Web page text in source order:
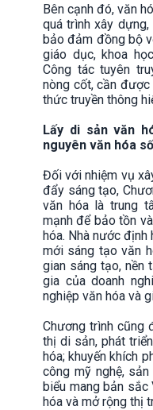
Bên cạnh đó, văn
quá trình xây
bảo đảm đồng bộ
giáo dục, khoa
Công tác tuyên
nòng cốt, cần
thức truyền thông
Lấy di sản văn
nguyên văn hóa số
Đối với nhiệm vụ
đẩy sáng tạo,
văn hóa là trung
mạnh để bảo tồn
hóa. Nhà nước
mới sáng tạo văn
gian sáng tạo, nền
gia của doanh
nghiệp văn hóa và
Chương trình cũng
thị di sản, phát
hóa; khuyến khích
công mỹ nghệ,
biểu mang bản sắc
hóa và mở rộng thị